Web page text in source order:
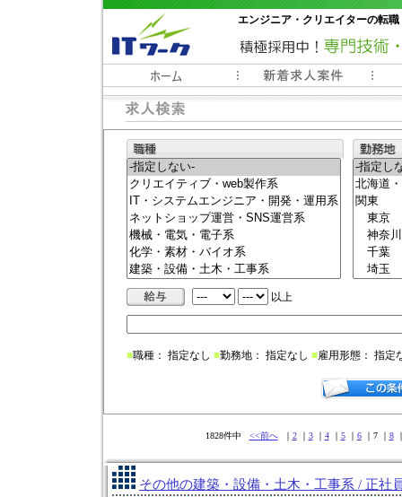
エンジニア・クリエイターの転
常時3000件以上の求人情報掲載中
以上
■職種： 指定なし ■勤務地： 指定なし ■雇用形態： 指定
1828件中 <<前へ｜ 2｜ 3｜ 4｜ 5｜ 6｜7 ｜ 8
その他の建築・設備・土木・工事系 / 正社